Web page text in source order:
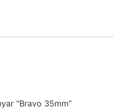
“Bravo 35mm”